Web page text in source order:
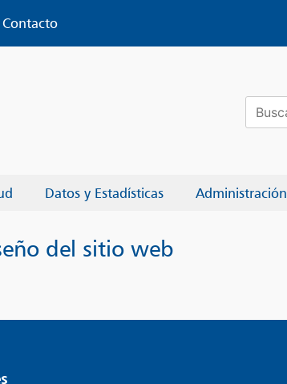
Contacto
Datos y Estadísticas Administración
Buscar:
del sitio web